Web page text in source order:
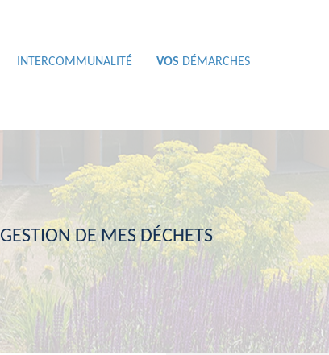
INTERCOMMUNALITÉ VOS DÉMARCHES
GESTION DE MES DÉCHETS